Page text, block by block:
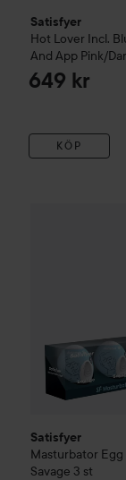
Satisfyer
Hot Lover Incl.
And App Pink/
649 kr
KÖP
Satisfyer
Masturbator Egg
Savage 3 st